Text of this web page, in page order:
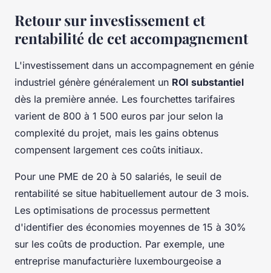
Retour sur investissement et
rentabilité de cet accompagnement
L'investissement dans un accompagnement en génie
industriel génère généralement un ROI substantiel
dès la première année. Les fourchettes tarifaires
varient de 800 à 1 500 euros par jour selon la
complexité du projet, mais les gains obtenus
compensent largement ces coûts initiaux.
Pour une PME de 20 à 50 salariés, le seuil de
rentabilité se situe habituellement autour de 3 mois.
Les optimisations de processus permettent
d'identifier des économies moyennes de 15 à 30%
sur les coûts de production. Par exemple, une
entreprise manufacturière luxembourgeoise a